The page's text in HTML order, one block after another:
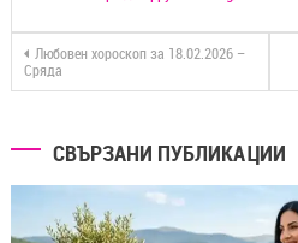
Любовен хороскоп за 18.02.2026 –
Сряда
СВЪРЗАНИ ПУБЛИКАЦИИ